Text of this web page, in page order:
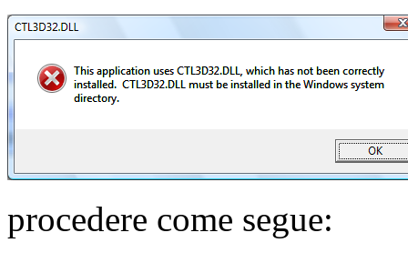
procedere come segue: